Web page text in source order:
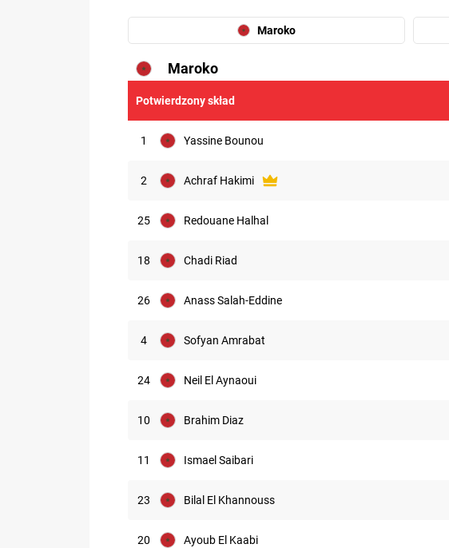
Maroko
Maroko
Potwierdzony skład
1 Yassine Bounou
2 Achraf Hakimi
25 Redouane Halhal
18 Chadi Riad
26 Anass Salah-Eddine
4 Sofyan Amrabat
24 Neil El Aynaoui
10 Brahim Diaz
11 Ismael Saibari
23 Bilal El Khannouss
20 Ayoub El Kaabi